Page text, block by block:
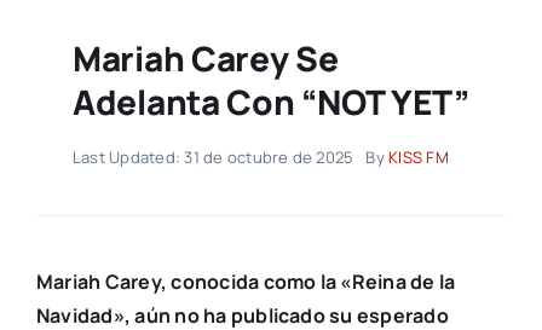
Mariah Carey Se
Adelanta Con “NOT YET”
Last Updated: 31 de octubre de 2025 By KISS FM
Mariah Carey, conocida como la «Reina de la
Navidad», aún no ha publicado su esperado